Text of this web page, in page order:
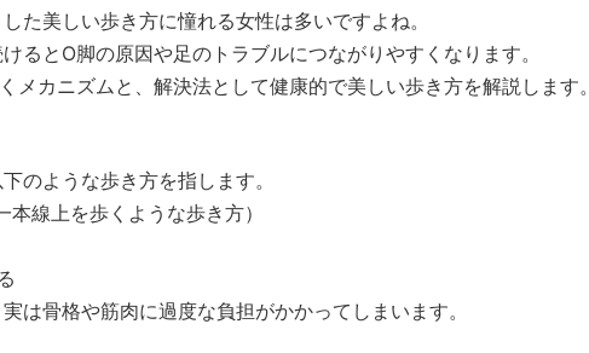
た美しい歩き方に憧れる女性は多いですよね。
るとO脚の原因や足のトラブルにつながりやすくなります。
カニズムと、解決法として健康的で美しい歩き方を解説します。
のような歩き方を指します。
線上を歩くような歩き方）
は骨格や筋肉に過度な負担がかかってしまいます。